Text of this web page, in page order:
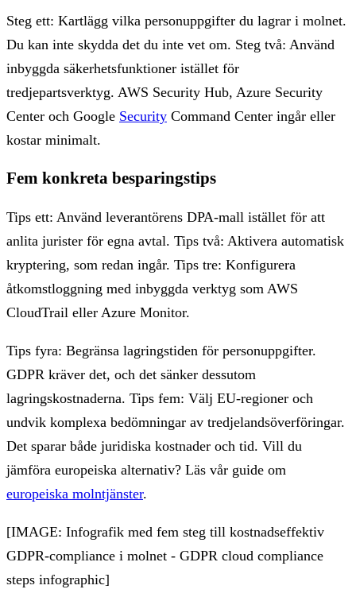
Steg ett: Kartlägg vilka personuppgifter du lagrar i molnet.
Du kan inte skydda det du inte vet om. Steg två: Använd
inbyggda säkerhetsfunktioner istället för
tredjepartsverktyg. AWS Security Hub, Azure Security
Center och Google Security Command Center ingår eller
kostar minimalt.
Fem konkreta besparingstips
Tips ett: Använd leverantörens DPA-mall istället för att
anlita jurister för egna avtal. Tips två: Aktivera automatisk
kryptering, som redan ingår. Tips tre: Konfigurera
åtkomstloggning med inbyggda verktyg som AWS
CloudTrail eller Azure Monitor.
Tips fyra: Begränsa lagringstiden för personuppgifter.
GDPR kräver det, och det sänker dessutom
lagringskostnaderna. Tips fem: Välj EU-regioner och
undvik komplexa bedömningar av tredjelandsöverföringar.
Det sparar både juridiska kostnader och tid. Vill du
jämföra europeiska alternativ? Läs vår guide om
europeiska molntjänster.
[IMAGE: Infografik med fem steg till kostnadseffektiv
GDPR-compliance i molnet - GDPR cloud compliance
steps infographic]